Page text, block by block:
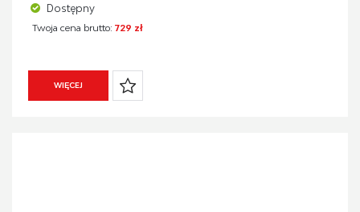
Dostępny
Twoja cena brutto: 729 zł
WIĘCEJ